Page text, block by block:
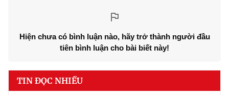
Hiện chưa có bình luận nào, hãy trở thành người đầu
tiên bình luận cho bài biết này!
TIN ĐỌC NHIỀU